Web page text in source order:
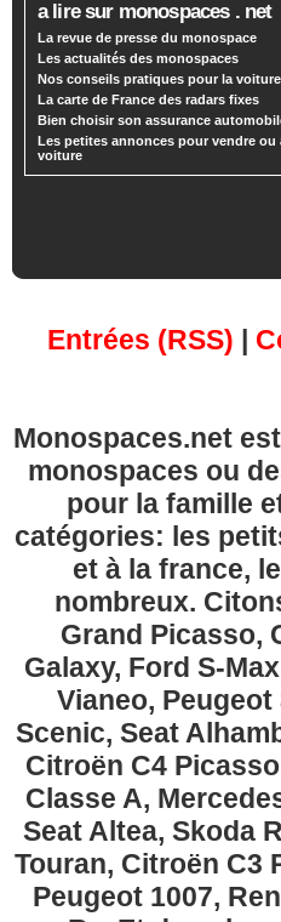
a lire sur monospaces . net
La revue de presse du monospace
Les actualités des monospaces
Nos conseils pratiques pour la voiture
La carte de France des radars fixes
Bien choisir son assurance
Les petites annonces pour vendre ou
voiture
Entrées (RSS) |
Monospaces.net
monospaces ou
pour la famille
catégories: les
et à la france,
nombreux.
Grand Picasso,
Galaxy, Ford S-
Vianeo,
Scenic, Seat
Citroën C4
Classe A,
Seat Altea, Skoda
Touran, Citroën C3
Peugeot 1007,